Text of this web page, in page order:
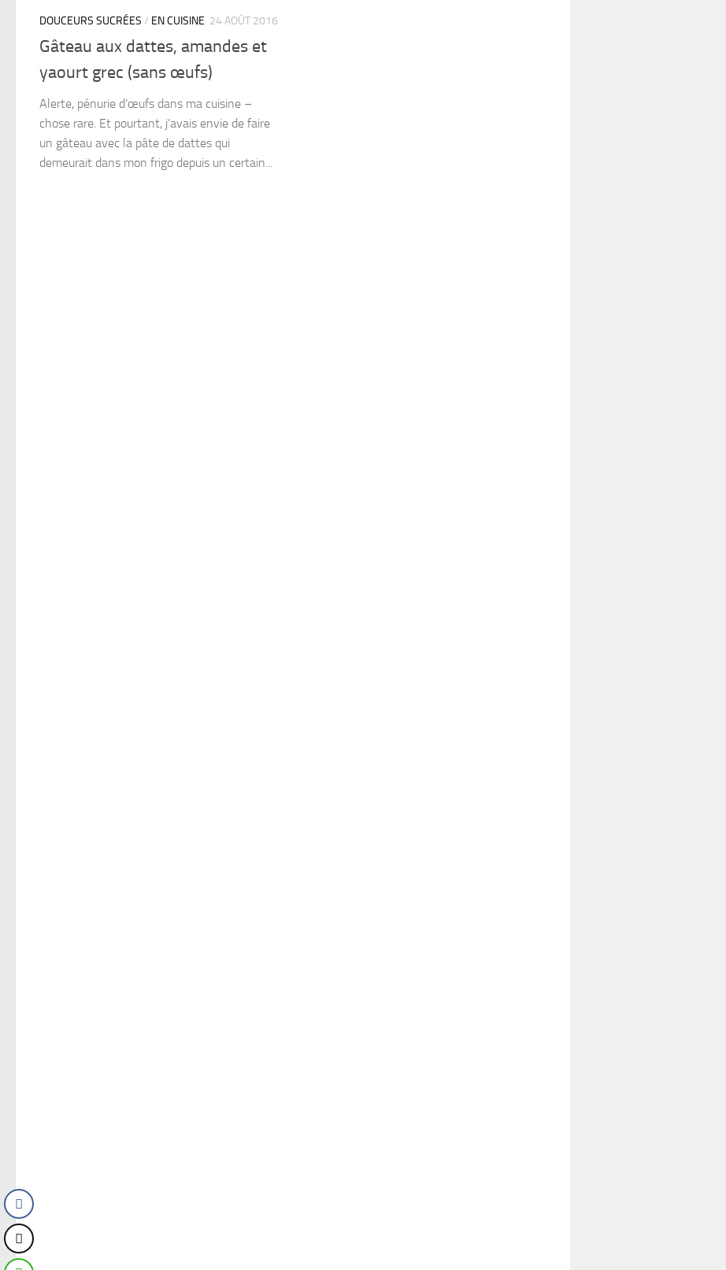
DOUCEURS SUCRÉES / EN CUISINE 24 AOÛT 2016
Gâteau aux dattes, amandes et
yaourt grec (sans œufs)
Alerte, pénurie d’œufs dans ma cuisine –
chose rare. Et pourtant, j’avais envie de faire
un gâteau avec la pâte de dattes qui
demeurait dans mon frigo depuis un certain...